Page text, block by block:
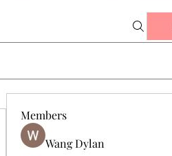
Members
Wang Dylan